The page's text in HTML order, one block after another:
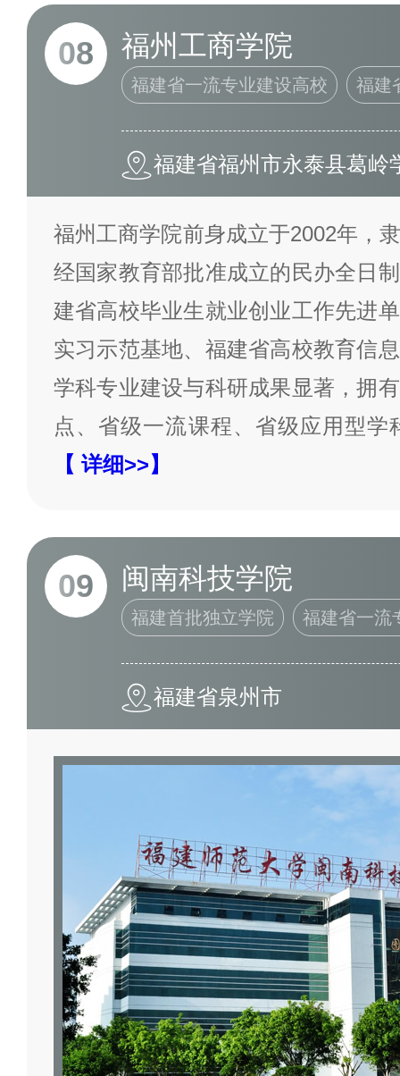
08 福州工商学院
福建省一流专业建设高校 福建
福建省福州市永泰县葛岭
福州工商学院前身成立于2002年，
经国家教育部批准成立的民办全日
建省高校毕业生就业创业工作先进
实习示范基地、福建省高校教育信
学科专业建设与科研成果显著，拥
点、省级一流课程、省级应用型学
【 详细>>】
09 闽南科技学院
福建首批独立学院 福建省一流
福建省泉州市